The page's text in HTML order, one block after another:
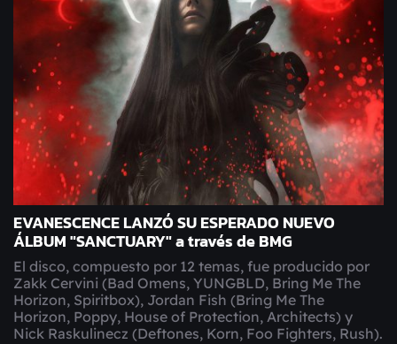
EVANESCENCE LANZÓ SU ESPERADO NUEVO
ÁLBUM "SANCTUARY" a través de BMG
El disco, compuesto por 12 temas, fue producido por
Zakk Cervini (Bad Omens, YUNGBLD, Bring Me The
Horizon, Spiritbox), Jordan Fish (Bring Me The
Horizon, Poppy, House of Protection, Architects) y
Nick Raskulinecz (Deftones, Korn, Foo Fighters, Rush).